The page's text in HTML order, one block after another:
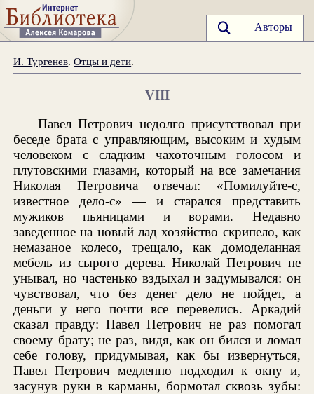
Авторы
И. Тургенев.Отцы и дети.
VIII
Павел Петрович недолго присутствовал при
беседе брата с управляющим, высоким и худым
человеком с сладким чахоточным голосом и
плутовскими глазами, который на все замечания
Николая Петровича отвечал: «Помилуйте-с,
известное дело-с» — и старался представить
мужиков пьяницами и ворами. Недавно
заведенное на новый лад хозяйство скрипело, как
немазаное колесо, трещало, как домоделанная
мебель из сырого дерева. Николай Петрович не
унывал, но частенько вздыхал и задумывался: он
чувствовал, что без денег дело не пойдет, а
деньги у него почти все перевелись. Аркадий
сказал правду: Павел Петрович не раз помогал
своему брату; не раз, видя, как он бился и ломал
себе голову, придумывая, как бы извернуться,
Павел Петрович медленно подходил к окну и,
засунув руки в карманы, бормотал сквозь зубы: